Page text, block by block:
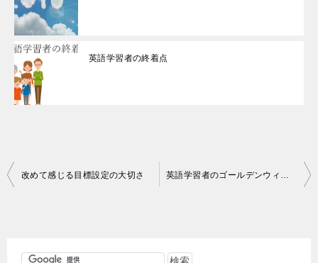
英語学習者の終着点
投
改めて感じる目標設定の大切さ